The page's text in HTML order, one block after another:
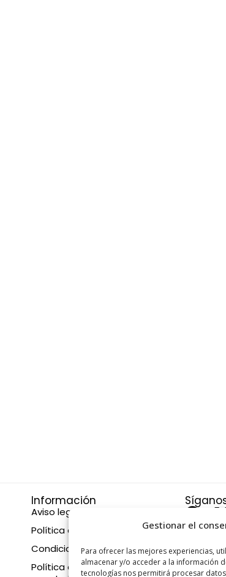
Gestionar el
Para ofrecer las mejores experiencias,
almacenar y/o acceder a la información
tecnologías nos permitirá procesar
Información
Aviso legal
Política de privacidad
Condiciones de compra
Política de devoluciones y
F
a
e
-
t